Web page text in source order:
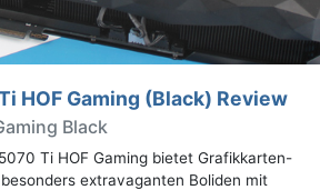
HOF Gaming (Black) Review
Black
Ti HOF Gaming bietet Grafikkarten-
extravaganten Boliden mit